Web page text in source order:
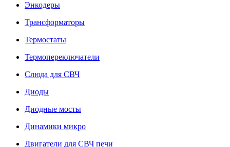
Энкодеры
Трансформаторы
Термостаты
Термопереключатели
Слюда для СВЧ
Диоды
Диодные мосты
Динамики микро
Двигатели для СВЧ печи